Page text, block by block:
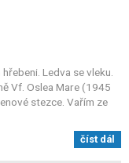
Ledva se vleku.
Vf. Oslea Mare (1945
stezce. Vařím ze
číst dál